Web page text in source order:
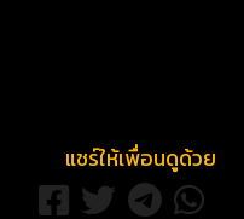
งคนดูไปยังจุด
กแสดงระดับฝีมือ ทั้ง
งเอกรุ่นใหม่อย่าง เจ
าชอิคอฟสก้า (Jane
ออย่าง กาย เพียร์ซ
กับ The Dark Knight
อห์น ฮิลล์โค้ท ที่ฝากผล
แชร์ให้เพื่อนดูด้วย